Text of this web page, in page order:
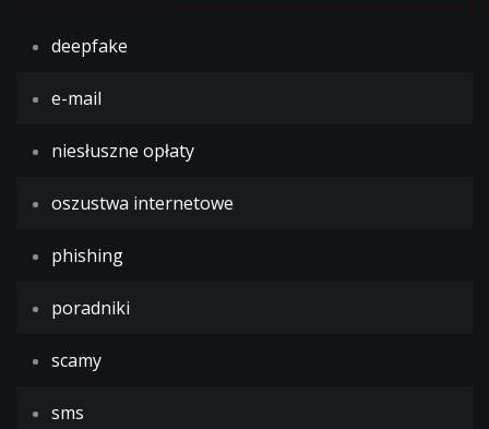
deepfake
e-mail
niesłuszne opłaty
oszustwa internetowe
phishing
poradniki
scamy
sms